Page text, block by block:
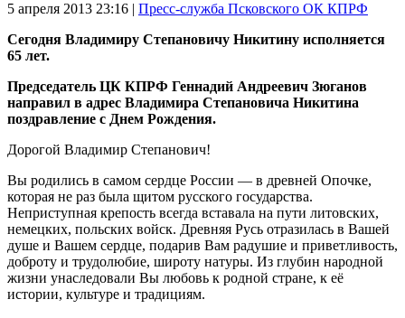
5 апреля 2013 23:16 | Пресс-служба Псковского ОК КПРФ
Сегодня Владимиру Степановичу Никитину исполняется
65 лет.
Председатель ЦК КПРФ Геннадий Андреевич Зюганов
направил в адрес Владимира Степановича Никитина
поздравление с Днем Рождения.
Дорогой Владимир Степанович!
Вы родились в самом сердце России — в древней Опочке,
которая не раз была щитом русского государства.
Неприступная крепость всегда вставала на пути литовских,
немецких, польских войск. Древняя Русь отразилась в Вашей
душе и Вашем сердце, подарив Вам радушие и приветливость,
доброту и трудолюбие, широту натуры. Из глубин народной
жизни унаследовали Вы любовь к родной стране, к её
истории, культуре и традициям.